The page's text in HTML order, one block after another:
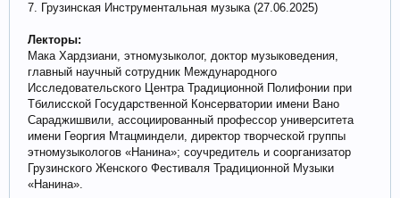
7. Грузинская Инструментальная музыка (27.06.2025)
Лекторы:
Мака Хардзиани, этномузыколог, доктор музыковедения,
главный научный сотрудник Международного
Исследовательского Центра Традиционной Полифонии при
Тбилисской Государственной Консерватории имени Вано
Сараджишвили, ассоциированный профессор университета
имени Георгия Мтацминдели, директор творческой группы
этномузыкологов «Нанина»; соучредитель и соорганизатор
Грузинского Женского Фестиваля Традиционной Музыки
«Нанина».